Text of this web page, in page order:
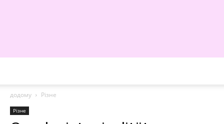
додому
Різне
Різне